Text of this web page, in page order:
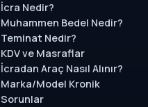
İcra Nedir?
Muhammen Bedel Nedir?
Teminat Nedir?
KDV ve Masraflar
İcradan Araç Nasıl Alınır?
Marka/Model Kronik
Sorunlar